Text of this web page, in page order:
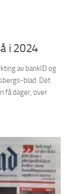
i 2024
av bankID og
blad. Det
få dager, over